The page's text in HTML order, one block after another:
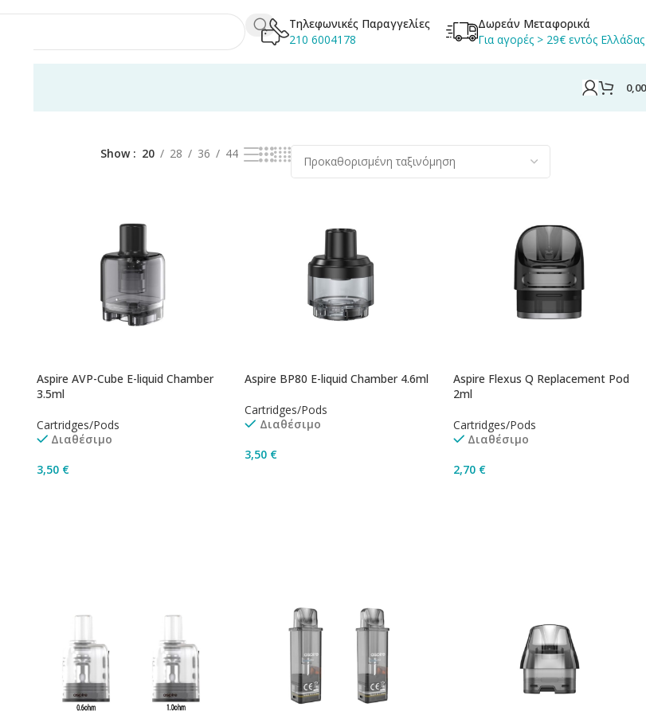
Τηλεφωνικές Παραγγελίες
210 6004178
Δωρεάν Μεταφορικά
Για αγορές > 29€ εντός
Show 20 28 36 44
Aspire AVP-Cube E-liquid Chamber
3.5ml
Cartridges/Pods
Διαθέσιμο
3,50 €
Aspire BP80 E-liquid Chamber 4.6ml
Cartridges/Pods
Διαθέσιμο
3,50 €
Aspire Flexus Q Replacement Pod
2ml
Cartridges/Pods
Διαθέσιμο
2,70 €